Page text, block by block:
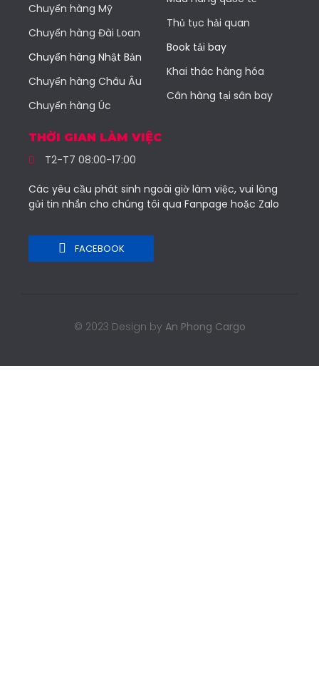
Chuyển hàng Mỹ
Chuyển hàng Đài Loan
Chuyển hàng Nhật Bản
Chuyển hàng Châu Âu
Chuyển hàng Úc
Thủ tục hải quan
Book tải bay
Khai thác hàng hóa
Cân hàng tại sân bay
THỜI GIAN LÀM VIỆC
T2-T7 08:00-17:00
Các yêu cầu phát sinh ngoài giờ làm việc, vui lòng
gửi tin nhắn cho chúng tôi qua Fanpage hoặc Zalo
FACEBOOK
© 2023 Design by An Phong Cargo